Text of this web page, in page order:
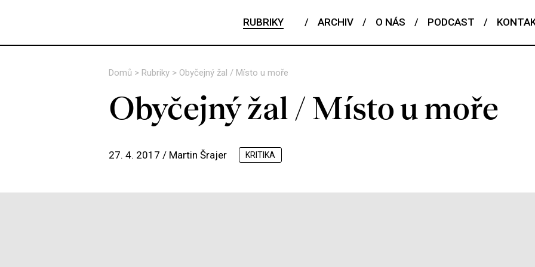
RUBRIKY / ARCHIV / O NÁS / PODCAST /
Domů > Rubriky > Obyčejný žal / Místo u moře
Obyčejný žal / Místo u moře
27. 4. 2017 / Martin Šrajer KRITIKA